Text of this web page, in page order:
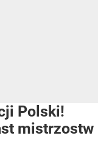
Polski!
mistrzostw